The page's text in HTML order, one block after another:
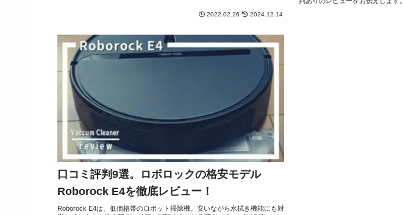
2022.02.26 2024.12.14
口コミ評判9選。ロボロックの格安モデル
Roborock E4を徹底レビュー！
Roborock E4は、低価格帯のロボット掃除機。安いながら水拭き機能にも対